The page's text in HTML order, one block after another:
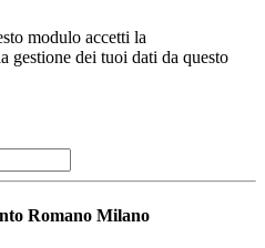
modulo accetti la
gestione dei tuoi dati da questo
Romano Milano